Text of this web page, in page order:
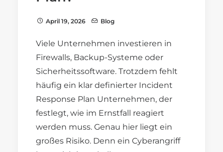
April 19, 2026 Blog
Viele Unternehmen investieren in
Firewalls, Backup-Systeme oder
Sicherheitssoftware. Trotzdem fehlt
häufig ein klar definierter Incident
Response Plan Unternehmen, der
festlegt, wie im Ernstfall reagiert
werden muss. Genau hier liegt ein
großes Risiko. Denn ein Cyberangriff